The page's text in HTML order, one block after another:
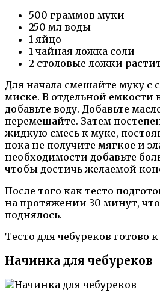
500 граммов муки
250 мл воды
1 яйцо
1 чайная ложка соли
2 столовые ложки
Для начала смешайте муку с
миске. В отдельной емкости
добавьте воду. Добавьте
перемешайте. Затем
жидкую смесь к муке,
пока не получите мягкое и
необходимости добавьте
чтобы достичь желаемой
После того как тесто
на протяжении 30 минут,
поднялось.
Тесто для чебуреков готово
Начинка для чебуреков